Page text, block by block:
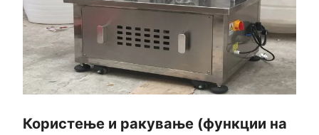
Користење и ракување (функции на